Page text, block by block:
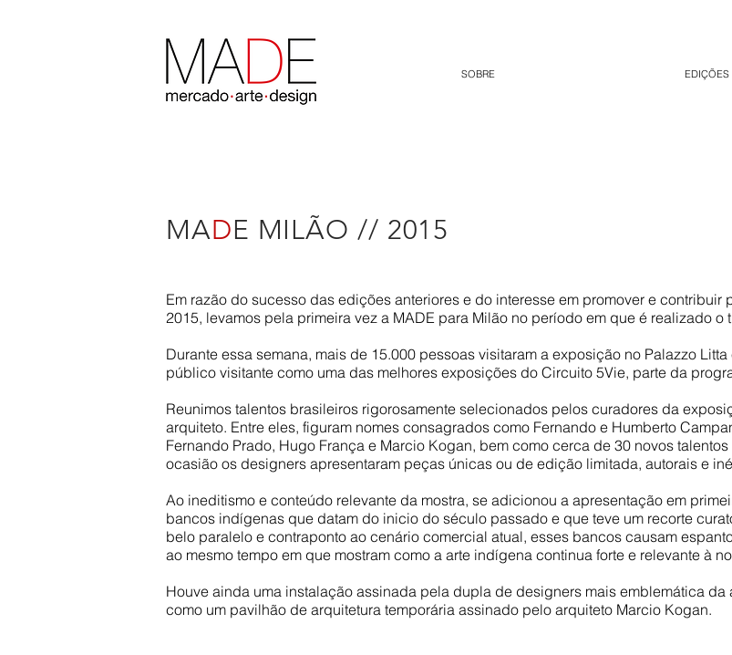
SOBRE EDIÇÕES
MADE MILÃO // 2015
Em razão do sucesso das edições anteriores e do interesse em promover e
2015, levamos pela primeira vez a MADE para Milão no período em que é realizado o
Durante essa semana, mais de 15.000 pessoas visitaram a exposição no Palazzo
público visitante como uma das melhores exposições do Circuito 5Vie, parte da
Reunimos talentos brasileiros rigorosamente selecionados pelos curadores da
arquiteto. Entre eles, figuram nomes consagrados como Fernando e Humberto
Fernando Prado, Hugo França e Marcio Kogan, bem como cerca de 30 novos
ocasião os designers apresentaram peças únicas ou de edição limitada, autorais e
Ao ineditismo e conteúdo relevante da mostra, se adicionou a apresentação em
bancos indígenas que datam do inicio do século passado e que teve um recorte
belo paralelo e contraponto ao cenário comercial atual, esses bancos causam
ao mesmo tempo em que mostram como a arte indígena continua forte e relevante à
Houve ainda uma instalação assinada pela dupla de designers mais emblemática
como um pavilhão de arquitetura temporária assinado pelo arquiteto Marcio Kogan.